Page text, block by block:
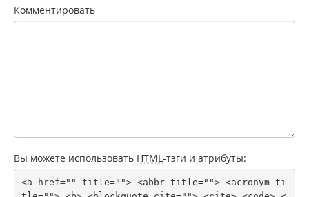
Комментировать
Вы можете использовать HTML -тэги и атрибуты:
<a href="" title=""> <abbr title=""> <acronym ti